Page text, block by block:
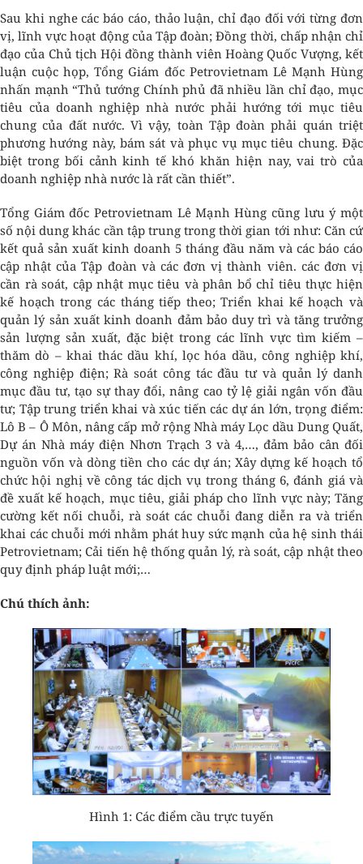
Sau khi nghe các báo cáo, thảo luận, chỉ đạo đối với từng đơn
vị, lĩnh vực hoạt động của Tập đoàn; Đồng thời, chấp nhận chỉ
đạo của Chủ tịch Hội đồng thành viên Hoàng Quốc Vượng, kết
luận cuộc họp, Tổng Giám đốc Petrovietnam Lê Mạnh Hùng
nhấn mạnh “Thủ tướng Chính phủ đã nhiều lần chỉ đạo, mục
tiêu của doanh nghiệp nhà nước phải hướng tới mục tiêu
chung của đất nước. Vì vậy, toàn Tập đoàn phải quán triệt
phương hướng này, bám sát và phục vụ mục tiêu chung. Đặc
biệt trong bối cảnh kinh tế khó khăn hiện nay, vai trò của
doanh nghiệp nhà nước là rất cần thiết”.
Tổng Giám đốc Petrovietnam Lê Mạnh Hùng cũng lưu ý một
số nội dung khác cần tập trung trong thời gian tới như: Căn cứ
kết quả sản xuất kinh doanh 5 tháng đầu năm và các báo cáo
cập nhật của Tập đoàn và các đơn vị thành viên. các đơn vị
cần rà soát, cập nhật mục tiêu và phân bổ chỉ tiêu thực hiện
kế hoạch trong các tháng tiếp theo; Triển khai kế hoạch và
quản lý sản xuất kinh doanh đảm bảo duy trì và tăng trưởng
sản lượng sản xuất, đặc biệt trong các lĩnh vực tìm kiếm –
thăm dò – khai thác dầu khí, lọc hóa dầu, công nghiệp khí,
công nghiệp điện; Rà soát công tác đầu tư và quản lý danh
mục đầu tư, tạo sự thay đổi, nâng cao tỷ lệ giải ngân vốn đầu
tư; Tập trung triển khai và xúc tiến các dự án lớn, trọng điểm:
Lô B – Ô Môn, nâng cấp mở rộng Nhà máy Lọc dầu Dung Quất,
Dự án Nhà máy điện Nhơn Trạch 3 và 4,…, đảm bảo cân đối
nguồn vốn và dòng tiền cho các dự án; Xây dựng kế hoạch tổ
chức hội nghị về công tác dịch vụ trong tháng 6, đánh giá và
đề xuất kế hoạch, mục tiêu, giải pháp cho lĩnh vực này; Tăng
cường kết nối chuỗi, rà soát các chuỗi đang diễn ra và triển
khai các chuỗi mới nhằm phát huy sức mạnh của hệ sinh thái
Petrovietnam; Cải tiến hệ thống quản lý, rà soát, cập nhật theo
quy định pháp luật mới;…
Chú thích ảnh:
Hình 1: Các điểm cầu trực tuyến